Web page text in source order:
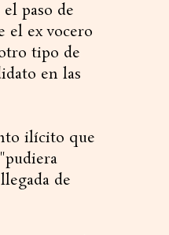
paso de
el ex vocero
tipo de
en las
ilícito que
de